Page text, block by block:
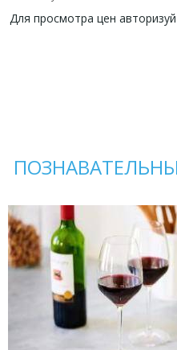
Для просмотра цен